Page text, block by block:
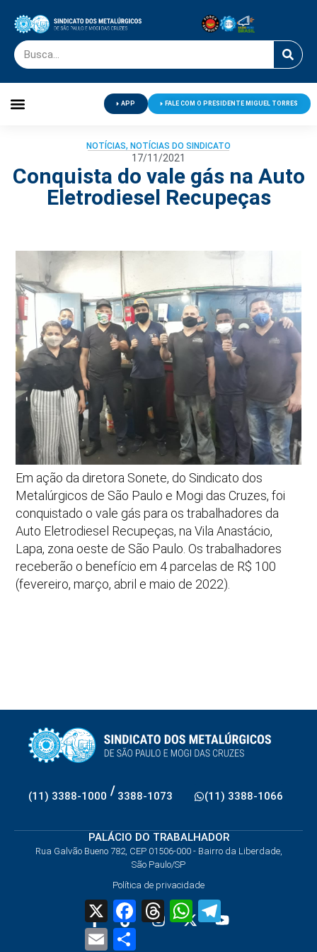
APP FALE COM O PRESIDENTE MIGUEL TORRES
NOTÍCIAS, NOTÍCIAS DO SINDICATO
17/11/2021
Conquista do vale gás na Auto
Eletrodiesel Recupeças
Em ação da diretora Sonete, do Sindicato dos
Metalúrgicos de São Paulo e Mogi das Cruzes, foi
conquistado o vale gás para os trabalhadores da
Auto Eletrodiesel Recupeças, na Vila Anastácio,
Lapa, zona oeste de São Paulo. Os trabalhadores
receberão o benefício em 4 parcelas de R$ 100
(fevereiro, março, abril e maio de 2022).
(11) 3388-1000 / 3388-1073 (11) 3388-1066
PALÁCIO DO TRABALHADOR
Rua Galvão Bueno 782, CEP 01506-000 - Bairro da Liberdade,
São Paulo/SP
Política de privacidade
X FacebookThreadsWhatsApp
Email